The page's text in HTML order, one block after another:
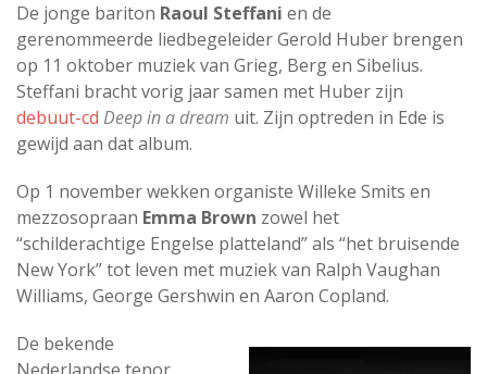
De jonge bariton Raoul Steffani en de
gerenommeerde liedbegeleider Gerold Huber brengen
op 11 oktober muziek van Grieg, Berg en Sibelius.
Steffani bracht vorig jaar samen met Huber zijn
debuut-cd Deep in a dream uit. Zijn optreden in Ede is
gewijd aan dat album.
Op 1 november wekken organiste Willeke Smits en
mezzosopraan Emma Brown zowel het
“schilderachtige Engelse platteland” als “het bruisende
New York” tot leven met muziek van Ralph Vaughan
Williams, George Gershwin en Aaron Copland.
De bekende